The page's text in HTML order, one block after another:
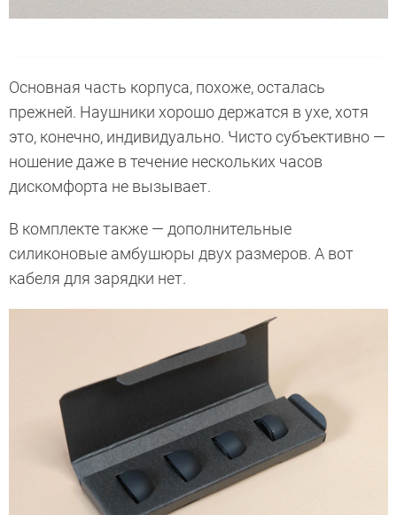
Основная часть корпуса, похоже, осталась
прежней. Наушники хорошо держатся в ухе, хотя
это, конечно, индивидуально. Чисто субъективно —
ношение даже в течение нескольких часов
дискомфорта не вызывает.
В комплекте также — дополнительные
силиконовые амбушюры двух размеров. А вот
кабеля для зарядки нет.